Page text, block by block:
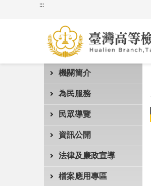
:::
機關簡介
為民服務
民眾導覽
資訊公開
法律及廉政宣導
檔案應用專區